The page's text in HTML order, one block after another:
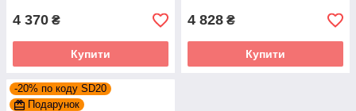
4 370 ₴
Купити
4 828 ₴
Купити
-20% по коду SD20
Подарунок